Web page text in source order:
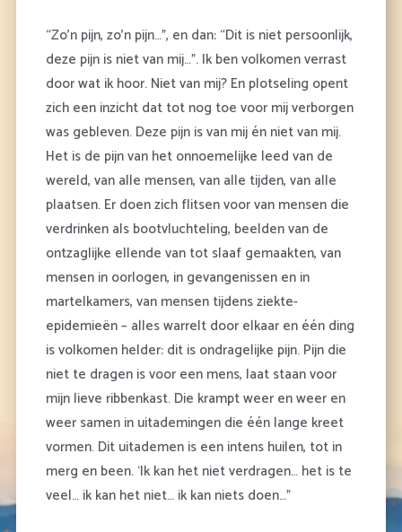
“Zo’n pijn, zo’n pijn…”, en dan: “Dit is niet persoonlijk,
deze pijn is niet van mij…”. Ik ben volkomen verrast
door wat ik hoor. Niet van mij? En plotseling opent
zich een inzicht dat tot nog toe voor mij verborgen
was gebleven. Deze pijn is van mij én niet van mij.
Het is de pijn van het onnoemelijke leed van de
wereld, van alle mensen, van alle tijden, van alle
plaatsen. Er doen zich flitsen voor van mensen die
verdrinken als bootvluchteling, beelden van de
ontzaglijke ellende van tot slaaf gemaakten, van
mensen in oorlogen, in gevangenissen en in
martelkamers, van mensen tijdens ziekte-
epidemieën – alles warrelt door elkaar en één ding
is volkomen helder: dit is ondragelijke pijn. Pijn die
niet te dragen is voor een mens, laat staan voor
mijn lieve ribbenkast. Die krampt weer en weer en
weer samen in uitademingen die één lange kreet
vormen. Dit uitademen is een intens huilen, tot in
merg en been. ‘Ik kan het niet verdragen… het is te
veel… ik kan het niet… ik kan niets doen…”